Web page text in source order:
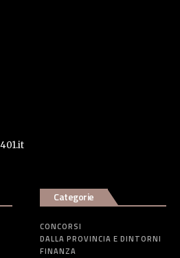
Categorie
CONCORSI
DALLA PROVINCIA E DINTORNI
FINANZA